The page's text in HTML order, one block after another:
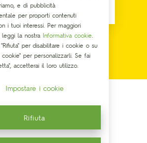
Melatonina
e di pubblicità
per proporti contenuti
i tuoi interessi. Per maggiori
leggi la nostra Informativa cookie
per disabilitare i cookie o su
per personalizzarli. Se fai
accetterai il loro utilizzo.
Impostare i cookie
Rifiuta